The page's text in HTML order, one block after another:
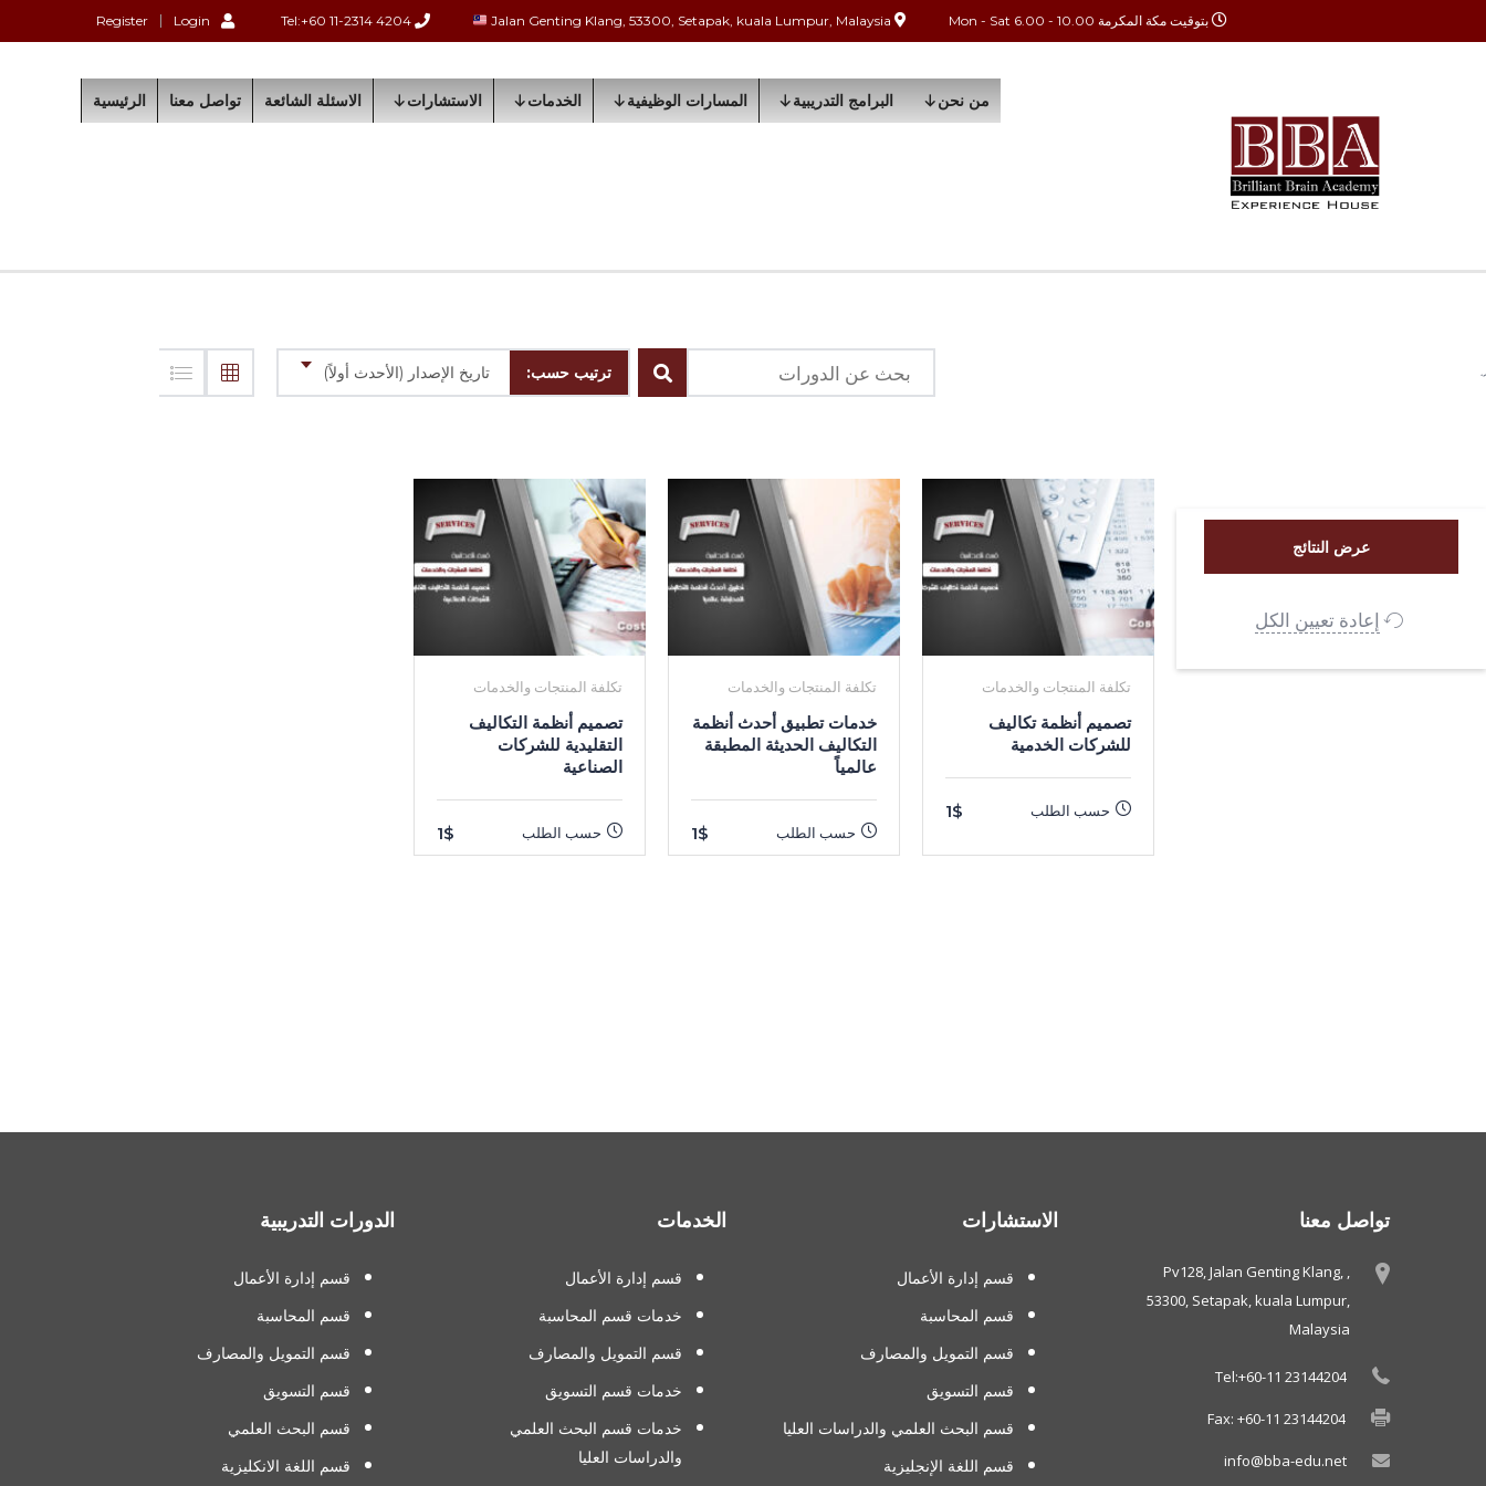
Login
Register بتوقيت مكة المكرمة Mon - Sat 6.00 - 10.00
من نحن الرئيسية البرامج التدريبية المسارات الوظيفية الخدمات الاستشارات الاسئلة الشائعة تواصل معنا
الدورات ترتيب حسب: تاريخ الإصدار (الأحدث أولاً)
إعادة تعيين الكل
تكلفة المنتجات والخدمات
تصميم أنظمة تكاليف
للشركات الخدمية
حسب الطلب 1$
تكلفة المنتجات والخدمات
خدمات تطبيق أحدث أنظمة
التكاليف الحديثة المطبقة
عالمياً
حسب الطلب 1$
تكلفة المنتجات والخدمات
تصميم أنظمة التكاليف
التقليدية للشركات
الصناعية
حسب الطلب 1$
تواصل معنا
Pv128, Jalan Genting Klang, ,
53300, Setapak, kuala Lumpur,
Malaysia
Tel:+60-11 23144204
Fax: +60-11 23144204
info@bba-edu.net
الاستشارات
قسم إدارة الأعمال
قسم المحاسبة
قسم التمويل والمصارف
قسم التسويق
قسم البحث العلمي والدراسات العليا
قسم اللغة الإنجليزية
الخدمات
قسم إدارة الأعمال
خدمات قسم المحاسبة
قسم التمويل والمصارف
خدمات قسم التسويق
خدمات قسم البحث العلمي
والدراسات العليا
الدورات التدريبية
قسم إدارة الأعمال
قسم المحاسبة
قسم التمويل والمصارف
قسم التسويق
قسم البحث العلمي
قسم اللغة الانكليزية